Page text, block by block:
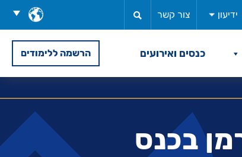
בחר
שפה
ידיעון צור קשר
כנסים ואירועים הרשמה ללימודים
בכנס